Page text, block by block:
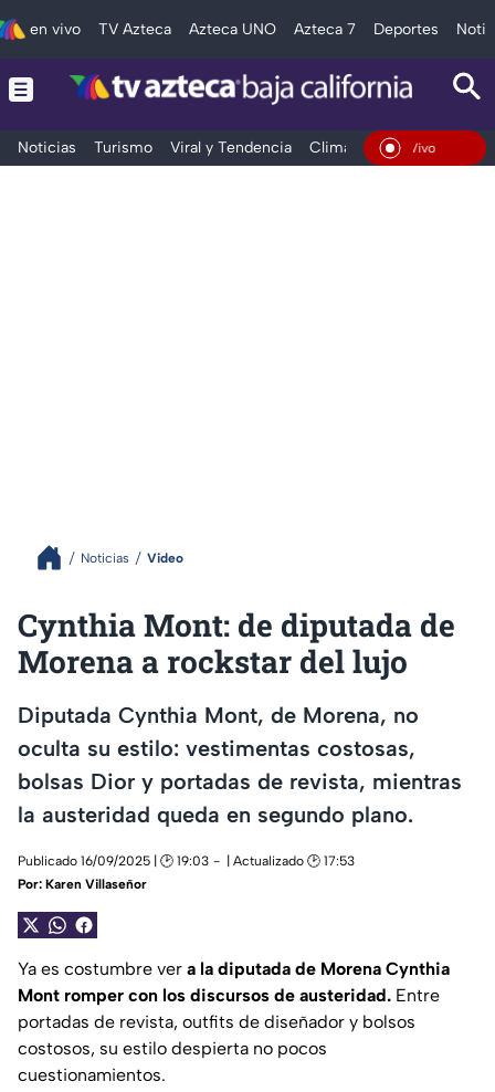
en vivo TV Azteca Azteca UNO Azteca 7 Deportes
Noticias Turismo Viral y Tendencia Clima Deportes
En Vivo
Noticias Video
Cynthia Mont: de diputada de
Morena a rockstar del lujo
Diputada Cynthia Mont, de Morena, no
oculta su estilo: vestimentas costosas,
bolsas Dior y portadas de revista, mientras
la austeridad queda en segundo plano.
Publicado 16/09/2025 | 🕑 19:03
| Actualizado 🕑 17:53
Por: Karen Villaseñor
Ya es costumbre ver a la diputada de Morena Cynthia
Mont romper con los discursos de austeridad. Entre
portadas de revista, outfits de diseñador y bolsos
costosos, su estilo despierta no pocos
cuestionamientos.